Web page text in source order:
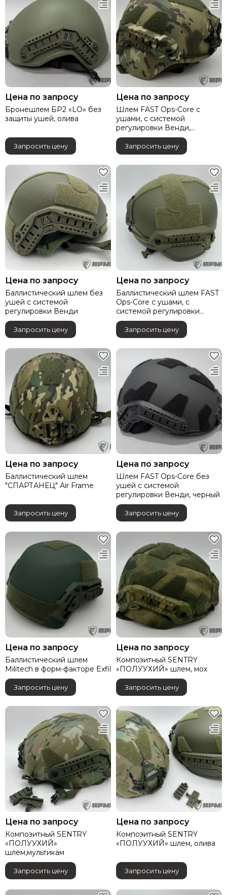
Цена по запросу
Бронешлем БР2 «LO» без
защиты ушей, олива
Запросить цену
Цена по запросу
Шлем FAST Ops-Core с
ушами, с системой
регулировки Венди,
мультикам
Запросить цену
Цена по запросу
Баллистический шлем без
ушей с системой
регулировки Венди
Запросить цену
Цена по запросу
Баллистический шлем FAST
Ops-Core с ушами, с
системой регулировки
Венди
Запросить цену
Цена по запросу
Баллистический шлем
"СПАРТАНЕЦ" Air Frame
Запросить цену
Цена по запросу
Шлем FAST Ops-Core без
ушей с системой
регулировки Венди, черный
Запросить цену
Цена по запросу
Баллистический шлем
Militech в форм-факторе Exfil
Запросить цену
Цена по запросу
Композитный SENTRY
«ПОЛУУХИЙ» шлем, мох
Запросить цену
Цена по запросу
Композитный SENTRY
«ПОЛУУХИЙ»
шлем,мультикам
Запросить цену
Цена по запросу
Композитный SENTRY
«ПОЛУУХИЙ» шлем, олива
Запросить цену